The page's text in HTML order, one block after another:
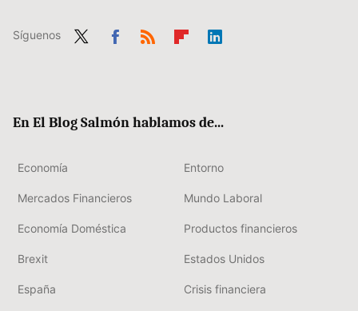
Síguenos
En El Blog Salmón hablamos de...
Economía Entorno
Mercados Financieros Mundo Laboral
Economía Doméstica Productos financieros
Brexit Estados Unidos
España Crisis financiera